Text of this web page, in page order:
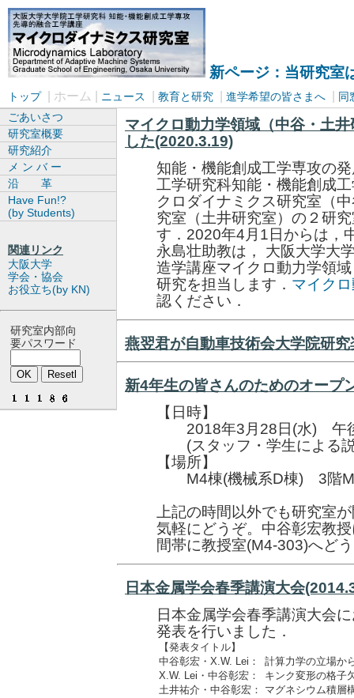
新ページ：当研究室
トップ | ホーム | ニュース 教育と研究 進学希望の皆さまへ
同
ごあいさつ
研究室概要
研究紹介
メ ン バ ー
沿 革
Have Fun!?
(by Students)
関連リンク
大阪大学
学会・協会
お役立ち(by KN)
研究室内部向
要パスワード
マイクロ動力学領域（中谷・土
した(2020.3.19)
知能・機能創成工学専攻の
工学研究科知能・機能創成
クロダイナミクス研究室（
究室（土井研究室）の２研
す．2020年4月1日からは，
永島壮助教は， 大阪大学大
造学講座マイクロ動力学領
研究を担当します． マイク
認ください．
燕翌君が自動車技術会大学院研
新4年生の皆さんのためのオープ
【日時】
2018年3月28日(水) 午
(スタッフ・学生による説
【場所】
M4棟(機械系D棟) 3階
上記の時間以外でも研究室
気軽にどうぞ。中谷彰宏教
間帯に教授室(M4-303)へど
日本金属学会春季講演大会
日本金属学会春季講演大会
発表を行いました．
【発表タイトル】
中谷彰宏・X.W. Lei：
計算力学の立場か
X.W. Lei・中谷彰宏：
キンク変形の格子
土井祐介・中谷彰宏：
マグネシウム積層